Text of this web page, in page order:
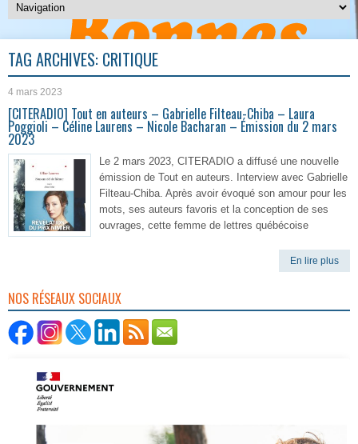
TAG ARCHIVES: CRITIQUE
4 mars 2023
[CITERADIO] Tout en auteurs – Gabrielle Filteau-Chiba – Laura
Poggioli – Céline Laurens – Nicole Bacharan – Émission du 2 mars
2023
Le 2 mars 2023, CITERADIO a diffusé une nouvelle
émission de Tout en auteurs. Interview avec Gabrielle
Filteau-Chiba. Après avoir évoqué son amour pour les
mots, ses auteurs favoris et la conception de ses
ouvrages, cette femme de lettres québécoise
En lire plus
NOS RÉSEAUX SOCIAUX